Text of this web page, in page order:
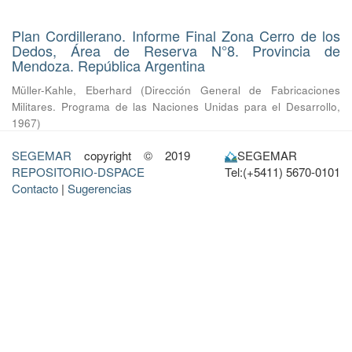
Plan Cordillerano. Informe Final Zona Cerro de los
Dedos, Área de Reserva N°8. Provincia de
Mendoza. República Argentina
Müller-Kahle, Eberhard (Dirección General de Fabricaciones
Militares. Programa de las Naciones Unidas para el Desarrollo,
1967)
SEGEMAR copyright © 2019
REPOSITORIO-DSPACE
Contacto | Sugerencias
SEGEMAR
Tel:(+5411) 5670-0101